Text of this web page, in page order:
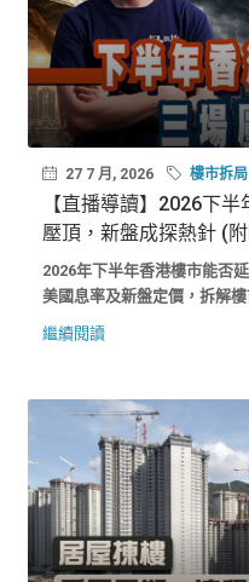
27 7 月, 2026 樓市拆局
【直播導讀】2026下
壓頂，新盤成探熱針 (
2026年下半年香港樓市能否
美國息率及新盤定價，拆解
繼續閱讀